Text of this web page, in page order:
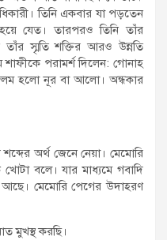
তিনি একবার যা পড়তেন
যেত। তারপরও তিনি তাঁর
তাঁর স্মৃতি শক্তির আরও উন্নতি
পরামর্শ দিলেন: গোনাহ
হলো নূর বা আলো। অন্ধকার
অর্থ জেনে নেয়া। মেমোরি
বলে। যার মাধ্যমে গবাদি
মেমোরি পেগের উদাহরণ
মুখস্থ করছি।